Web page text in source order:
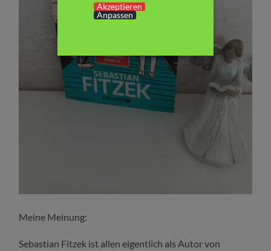
Meine Meinung:
Sebastian Fitzek ist allen eigentlich als Autor von
Akzeptieren
Anpassen